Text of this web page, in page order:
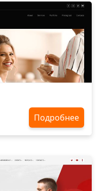
Подробнее